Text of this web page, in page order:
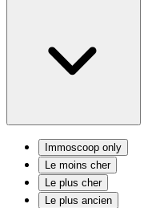
Immoscoop only
Le moins cher
Le plus cher
Le plus ancien